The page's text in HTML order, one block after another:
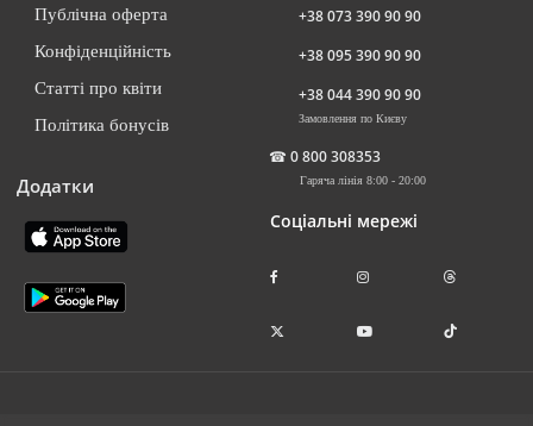
Публічна оферта
Конфіденційність
Статті про квіти
Політика бонусів
Додатки
+38 073 390 90 90
+38 095 390 90 90
+38 044 390 90 90
Замовлення по Києву
☎ 0 800 308353
Гаряча лінія 8:00 - 20:00
Соціальні мережі